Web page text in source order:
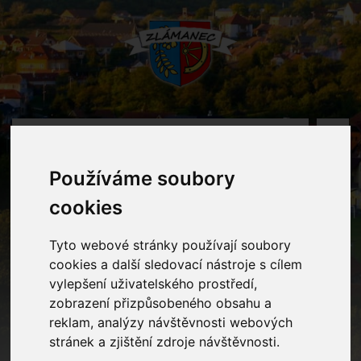
Používáme soubory
cookies
Tyto webové stránky používají soubory
cookies a další sledovací nástroje s cílem
vylepšení uživatelského prostředí,
zobrazení přizpůsobeného obsahu a
reklam, analýzy návštěvnosti webových
stránek a zjištění zdroje návštěvnosti.
Oznámení
Home Oznámení Třídní fotografování
Třídní fotografování
se uskuteční za příznivého počasína školní zahradě